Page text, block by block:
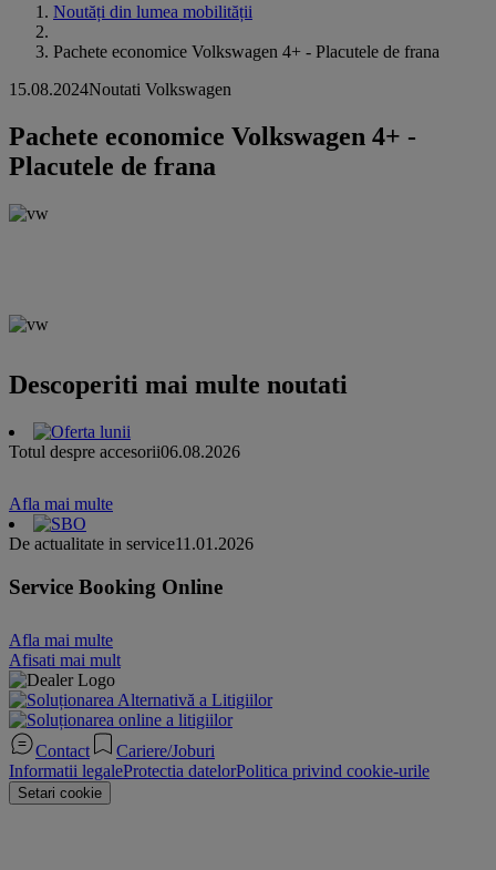
Noutăți din lumea mobilității
Pachete economice Volkswagen 4+ - Placutele de frana
15.08.2024Noutati Volkswagen
Pachete economice Volkswagen 4+ -
Placutele de frana
Descoperiti mai multe noutati
Totul despre accesorii06.08.2026
Afla mai multe
De actualitate in service11.01.2026
Service Booking Online
Afla mai multe
Afisati mai mult
Contact
Cariere/Joburi
Informatii legaleProtectia datelorPolitica privind cookie-urile
Setari cookie